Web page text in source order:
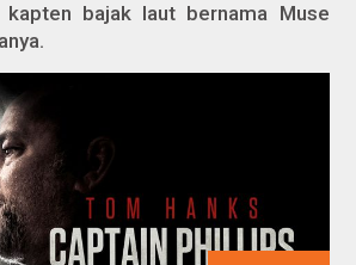
kapten bajak laut bernama Muse